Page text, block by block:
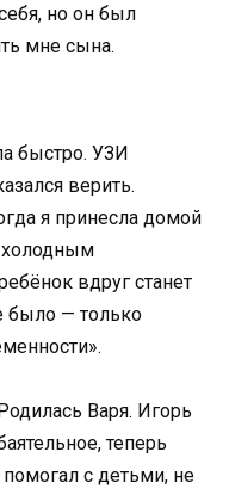
но он был
мне сына.
быстро. УЗИ
верить.
я принесла домой
холодным
вдруг станет
было — только
Варя. Игорь
теперь
помогал с детьми, не